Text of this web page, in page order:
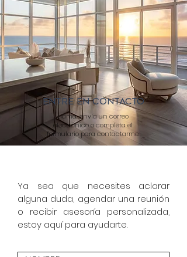
ENTRE EN CONTACTO
Llama, envía un correo
electrónico o completa el
formulario para contactarme.
Ya sea que necesites aclarar
alguna duda, agendar una reunión
o recibir asesoría personalizada,
estoy aquí para ayudarte.